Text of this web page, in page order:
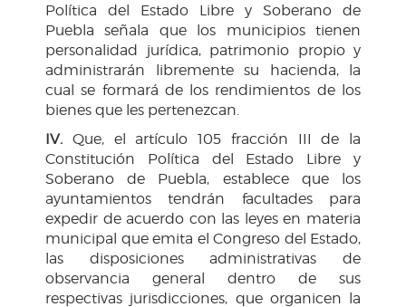
Política del Estado Libre y Soberano de
Puebla señala que los municipios tienen
personalidad jurídica, patrimonio propio y
administrarán libremente su hacienda, la
cual se formará de los rendimientos de los
bienes que les pertenezcan.
IV. Que, el artículo 105 fracción III de la
Constitución Política del Estado Libre y
Soberano de Puebla, establece que los
ayuntamientos tendrán facultades para
expedir de acuerdo con las leyes en materia
municipal que emita el Congreso del Estado,
las disposiciones administrativas de
observancia general dentro de sus
respectivas jurisdicciones, que organicen la